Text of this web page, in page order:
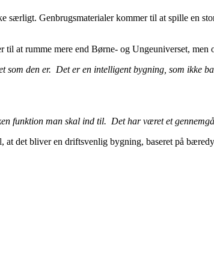
Genbrugsmaterialer kommer til at spille en
at rumme mere end Børne- og Ungeuniverset, men
som den er. Det er en intelligent bygning, som ikke
funktion man skal ind til. Det har været et
at det bliver en driftsvenlig bygning, baseret på